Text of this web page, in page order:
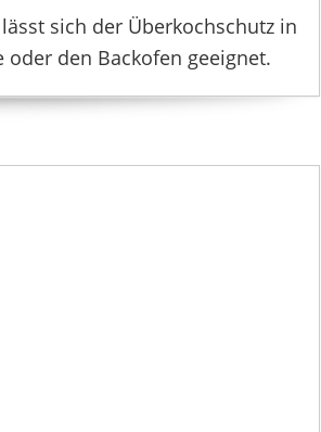
sich der Überkochschutz in
den Backofen geeignet.